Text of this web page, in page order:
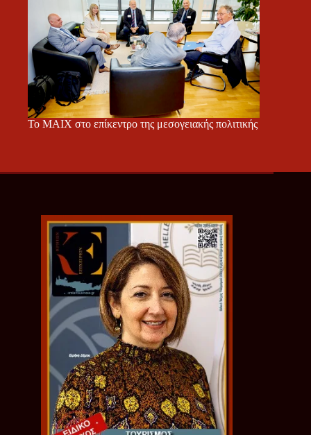
Το ΜΑΙΧ στο επίκεντρο της μεσογειακής πολιτικής